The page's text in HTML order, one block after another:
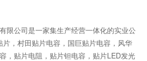
公司是一家集生产经营一体化的实业公
，村田贴片电容，国巨贴片电容，风华
，贴片电阻，贴片钽电容，贴片LED发光